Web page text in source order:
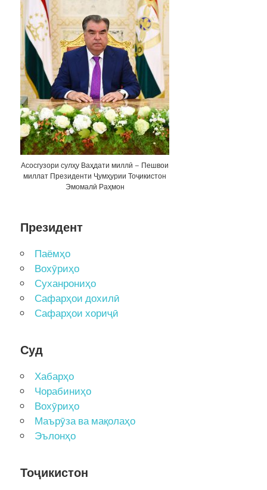
Асосгузори сулҳу Ваҳдати миллӣ – Пешвои
миллат Президенти Ҷумҳурии Тоҷикистон
Эмомалӣ Раҳмон
Президент
Паёмҳо
Вохӯриҳо
Суханрониҳо
Сафарҳои дохилӣ
Сафарҳои хориҷӣ
Суд
Хабарҳо
Чорабиниҳо
Вохӯриҳо
Маърӯза ва мақолаҳо
Эълонҳо
Тоҷикистон